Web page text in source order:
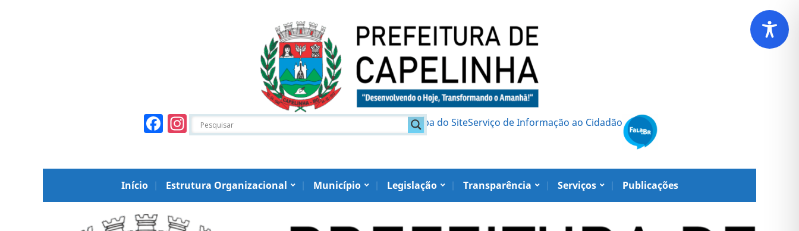
Facebook
Instagram Mapa do SiteServiço de Informação ao Cidadão
Início Estrutura Organizacional Município Legislação Transparência Serviços Publicações